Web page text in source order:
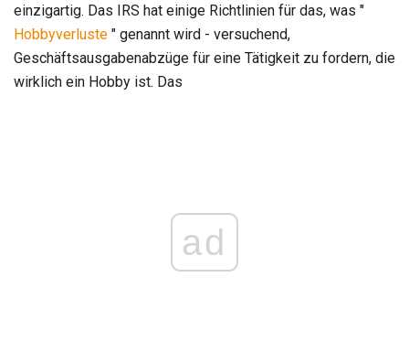
einzigartig. Das IRS hat einige Richtlinien für das, was "
Hobbyverluste " genannt wird - versuchend,
Geschäftsausgabenabzüge für eine Tätigkeit zu fordern, die
wirklich ein Hobby ist. Das
ad